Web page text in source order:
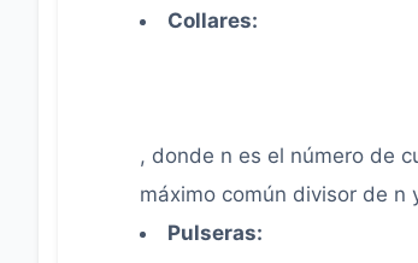
Collares:
, donde n es el número de
máximo común divisor de n
Pulseras: